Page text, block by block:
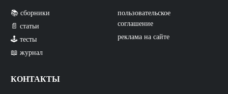
📚 сборники
📄 статьи
🕹️ тесты
📖 журнал
КОНТАКТЫ
пользовательское
соглашение
реклама на сайте